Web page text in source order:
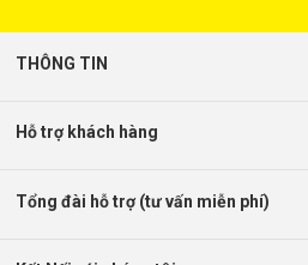
THÔNG TIN
Hỗ trợ khách hàng
Tổng đài hỗ trợ (tư vấn miễn phí)